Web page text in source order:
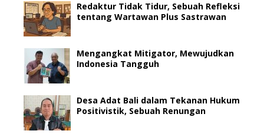
Redaktur Tidak Tidur, Sebuah Refleksi
tentang Wartawan Plus Sastrawan
Mengangkat Mitigator, Mewujudkan
Indonesia Tangguh
Desa Adat Bali dalam Tekanan Hukum
Positivistik, Sebuah Renungan